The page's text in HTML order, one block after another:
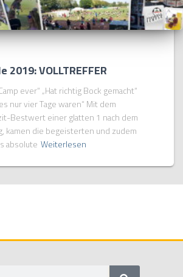
VOLLTREFFER
ever“ „Hat richtig Bock gemacht“
nur vier Tage waren“ Mit dem
Bestwert einer glatten 1 nach dem
kamen die begeisterten und zudem
absolute Weiterlesen